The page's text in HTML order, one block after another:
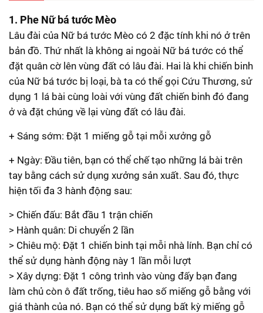
1. Phe Nữ bá tước Mèo
Lâu đài của Nữ bá tước Mèo có 2 đặc tính khi nó ở trên
bản đồ. Thứ nhất là không ai ngoài Nữ bá tước có thể
đặt quân cờ lên vùng đất có lâu đài. Hai là khi chiến binh
của Nữ bá tước bị loại, bà ta có thể gọi Cứu Thương, sử
dụng 1 lá bài cùng loài với vùng đất chiến binh đó đang
ở và đặt chúng về lại vùng đất có lâu đài.
+ Sáng sớm: Đặt 1 miếng gỗ tại mỗi xưởng gỗ
+ Ngày: Đầu tiên, bạn có thể chế tạo những lá bài trên
tay bằng cách sử dụng xưởng sản xuất. Sau đó, thực
hiện tối đa 3 hành động sau:
> Chiến đấu: Bắt đầu 1 trận chiến
> Hành quân: Di chuyển 2 lần
> Chiêu mộ: Đặt 1 chiến binh tại mỗi nhà lính. Bạn chỉ có
thể sử dụng hành động này 1 lần mỗi lượt
> Xây dựng: Đặt 1 công trình vào vùng đấy bạn đang
làm chủ còn ô đất trống, tiêu hao số miếng gỗ bằng với
giá thành của nó. Bạn có thể sử dụng bất kỳ miếng gỗ